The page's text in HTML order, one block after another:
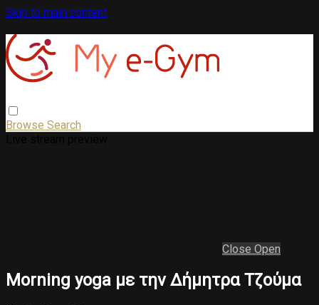
Skip to main content
Browse Search
Close Open
Morning yoga με την Δήμητρα Τζούμα